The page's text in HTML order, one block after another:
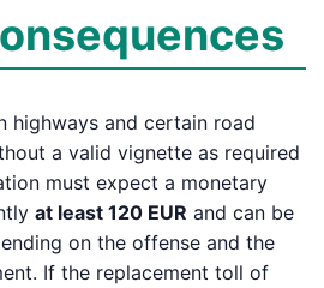
highways and certain road
a valid vignette as required
must expect a monetary
at least 120 EUR and can be
on the offense and the
If the replacement toll of